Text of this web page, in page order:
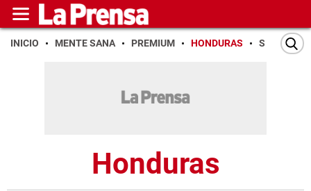
INICIO MENTE SANA PREMIUM HONDURAS SAN PEDRO
Honduras